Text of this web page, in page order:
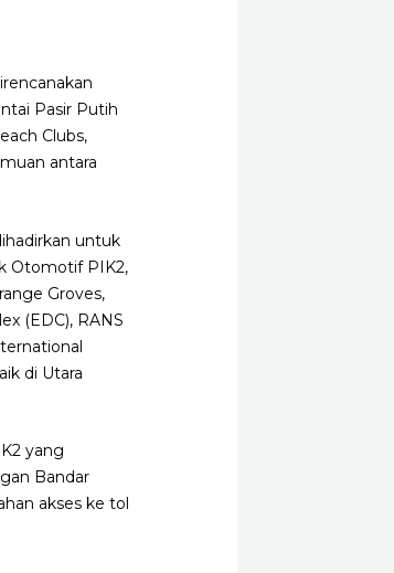
Pasir Putih
Clubs,
antara
untuk
Otomotif PIK2,
Groves,
(EDC), RANS
di Utara
yang
Bandar
akses ke tol